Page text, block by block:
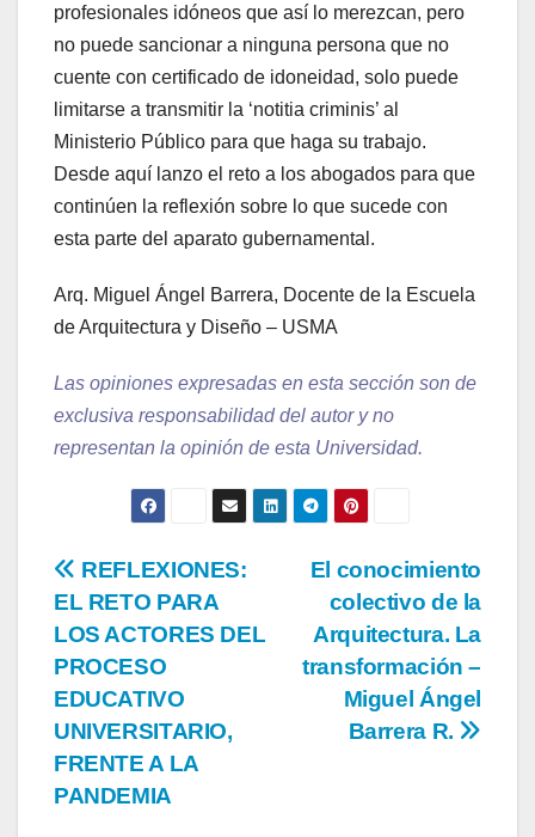
profesionales idóneos que así lo merezcan, pero
no puede sancionar a ninguna persona que no
cuente con certificado de idoneidad, solo puede
limitarse a transmitir la ‘notitia criminis’ al
Ministerio Público para que haga su trabajo.
Desde aquí lanzo el reto a los abogados para que
continúen la reflexión sobre lo que sucede con
esta parte del aparato gubernamental.
Arq. Miguel Ángel Barrera, Docente de la Escuela
de Arquitectura y Diseño – USMA
Las opiniones expresadas en esta sección son de
exclusiva responsabilidad del autor y no
representan la opinión de esta Universidad.
El conocimiento
colectivo de la
Arquitectura. La
transformación –
Miguel Ángel
Barrera R.
REFLEXIONES:
EL RETO PARA
LOS ACTORES DEL
PROCESO
EDUCATIVO
UNIVERSITARIO,
FRENTE A LA
PANDEMIA